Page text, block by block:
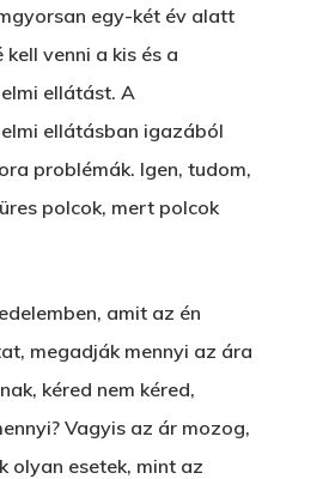
egy-két év alatt
venni a kis és a
ellátást. A
ellátásban igazából
problémák. Igen, tudom,
polcok, mert polcok
amit az én
megadják mennyi az ára
kéred nem kéred,
Vagyis az ár mozog,
olyan esetek, mint az